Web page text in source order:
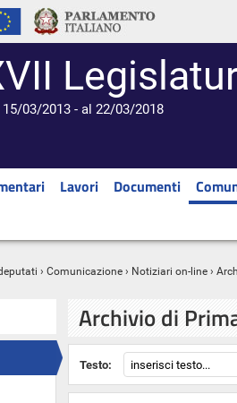
15/03/2013 - al 22/03/2018
Lavori Documenti
› Comunicazione › Notiziari on-line ›
Archivio di
Testo: